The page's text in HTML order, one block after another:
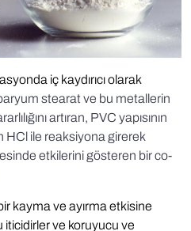
iç kaydırıcı olarak
stearat ve bu metallerin
artıran, PVC yapısının
HCl ile reaksiyona girerek
etkilerini gösteren bir co-
kayma ve ayırma etkisine
iticidirler ve koruyucu ve